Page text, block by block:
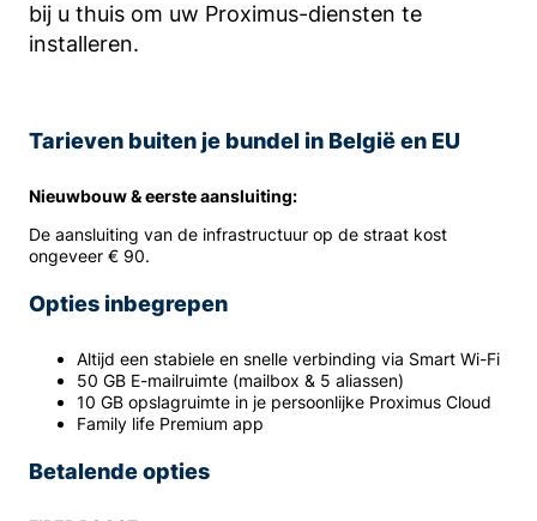
bij u thuis om uw Proximus-diensten te
installeren.
Tarieven buiten je bundel in België en EU
Nieuwbouw & eerste aansluiting:
De aansluiting van de infrastructuur op de straat kost
ongeveer € 90.
Opties inbegrepen
Altijd een stabiele en snelle verbinding via Smart Wi-Fi
50 GB E-mailruimte (mailbox & 5 aliassen)
10 GB opslagruimte in je persoonlijke Proximus Cloud
Family life Premium app
Betalende opties